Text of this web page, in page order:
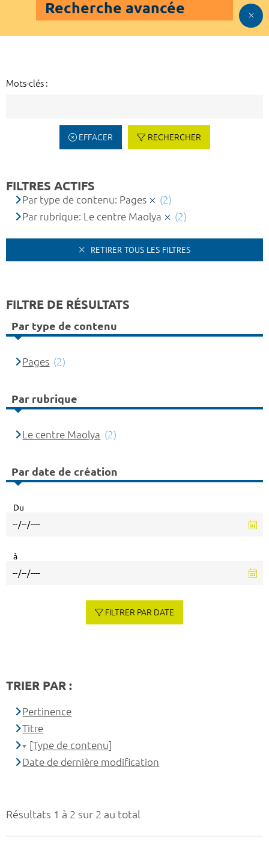
Recherche avancée
Mots-clés :
EFFACER RECHERCHER
Résultats 1 à 2 sur 2 au total
FILTRES ACTIFS
Par type de contenu: Pages
(2)
Par rubrique: Le centre Maolya
(2)
RETIRER TOUS LES FILTRES
FILTRE DE RÉSULTATS
Par type de contenu
Pages (2)
Par rubrique
Le centre Maolya (2)
Par date de création
Du
à
FILTRER PAR DATE
TRIER PAR :
Pertinence
Titre
[Type de contenu]
Date de dernière modification